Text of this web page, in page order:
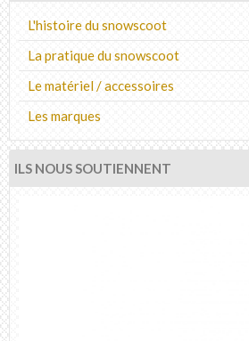
L'histoire du snowscoot
La pratique du snowscoot
Le matériel / accessoires
Les marques
ILS NOUS SOUTIENNENT